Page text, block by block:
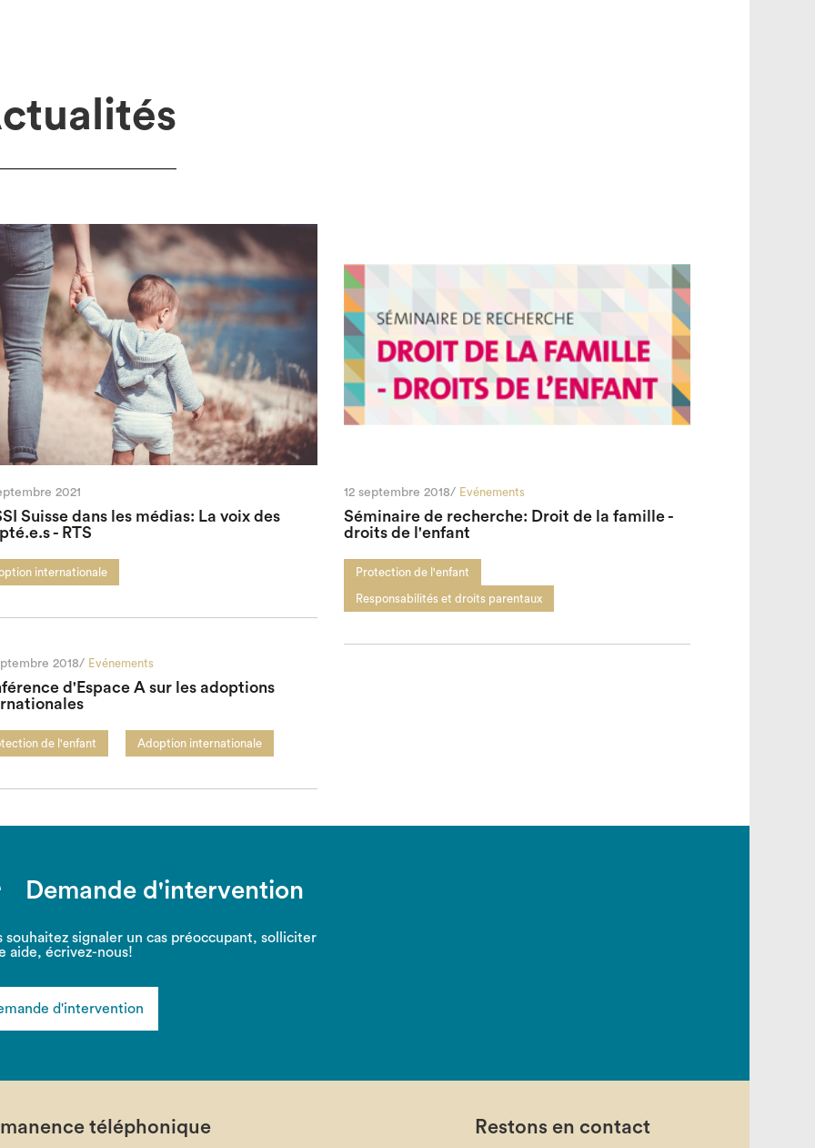
2021
Suisse dans les médias: La voix des
- RTS
internationale
12 septembre 2018/ Evénements
Séminaire de recherche: Droit de la famille -
droits de l'enfant
Protection de l'enfant
Responsabilités et droits parentaux
2018/ Evénements
d'Espace A sur les adoptions
de l'enfant Adoption internationale
Demande d'intervention
souhaitez signaler un cas préoccupant, solliciter
aide, écrivez-nous!
d'intervention
téléphonique Restons en contact